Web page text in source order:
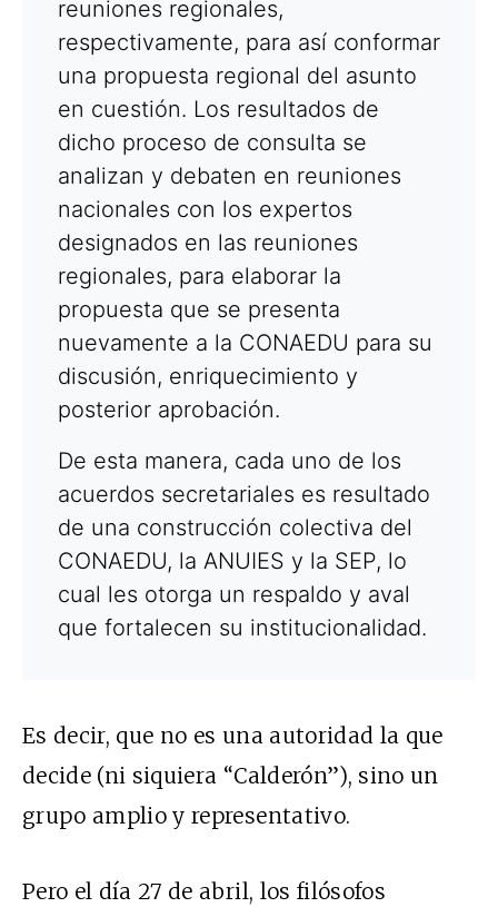
reuniones regionales,
respectivamente, para así conformar
una propuesta regional del asunto
en cuestión. Los resultados de
dicho proceso de consulta se
analizan y debaten en reuniones
nacionales con los expertos
designados en las reuniones
regionales, para elaborar la
propuesta que se presenta
nuevamente a la CONAEDU para su
discusión, enriquecimiento y
posterior aprobación.
De esta manera, cada uno de los
acuerdos secretariales es resultado
de una construcción colectiva del
CONAEDU, la ANUIES y la SEP, lo
cual les otorga un respaldo y aval
que fortalecen su institucionalidad.
Es decir, que no es una autoridad la que
decide (ni siquiera “Calderón”), sino un
grupo amplio y representativo.
Pero el día 27 de abril, los filósofos